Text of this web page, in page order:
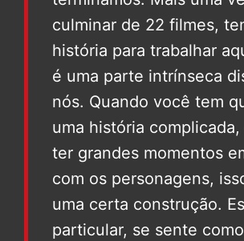
culminar de 22 filmes,
história para trabalhar
é uma parte intrínseca
nós. Quando você tem
uma história
ter grandes momentos
com os personagens,
uma certa construção.
particular, se sente